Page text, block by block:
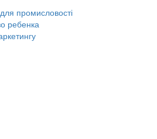
промисловості
ребенка